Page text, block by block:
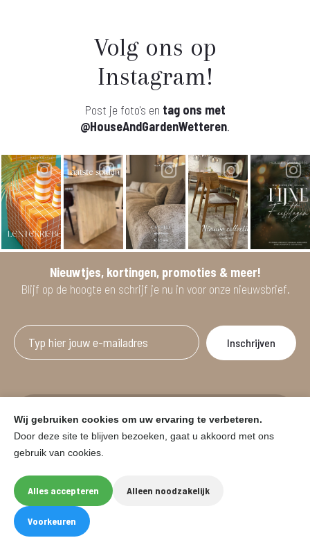
Volg ons op
Instagram!
Post je foto's en tag ons met
@HouseAndGardenWetteren.
Nieuwtjes, kortingen, promoties & meer!
Blijf op de hoogte en schrijf je nu in voor onze nieuwsbrief.
vanaf minimum 2 willekeurige artikelen.
Onder voorbehoud van prijswijzigingen in de winkel en typfouten.
Wij gebruiken cookies om uw ervaring te verbeteren.
Door deze site te blijven bezoeken, gaat u akkoord met ons
gebruik van cookies.
Alles accepteren Alleen noodzakelijk
Voorkeuren